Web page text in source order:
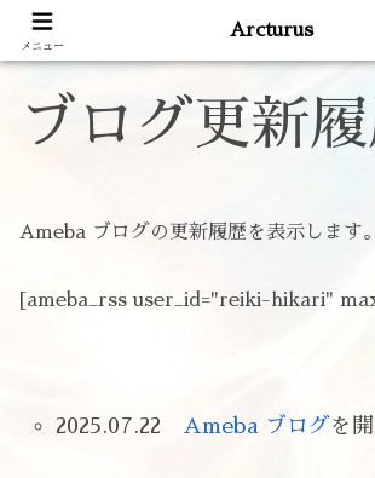
ブログ更新
Ameba ブログの更新履歴を表示します。
[ameba_rss user_id="reiki-hikari"
2025.07.22 Ameba ブログを
メニュー
Arcturus